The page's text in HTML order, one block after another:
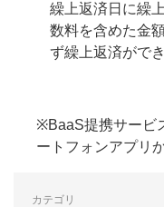
繰上返済日に繰
数料を含めた金
ず繰上返済がで
※BaaS提携サービ
ートフォンアプリ
カテゴリ